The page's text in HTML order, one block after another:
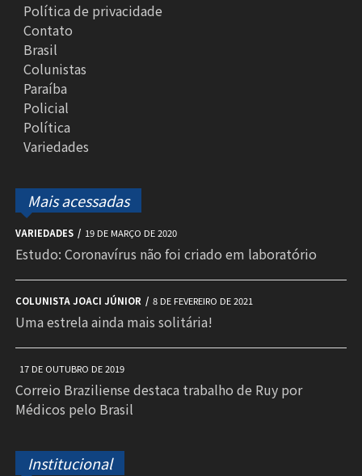
Política de privacidade
Contato
Brasil
Colunistas
Paraíba
Policial
Política
Variedades
Mais acessadas
VARIEDADES 19 DE MARÇO DE 2020
Estudo: Coronavírus não foi criado em laboratório
COLUNISTA JOACI JÚNIOR 8 DE FEVEREIRO DE 2021
Uma estrela ainda mais solitária!
17 DE OUTUBRO DE 2019
Correio Braziliense destaca trabalho de Ruy por
Médicos pelo Brasil
Institucional